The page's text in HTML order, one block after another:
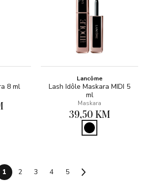
8 ml
Lancôme
Lash Idôle Maskara MIDI 5
ml
Maskara
39,50 KM
1 2 3 4 5